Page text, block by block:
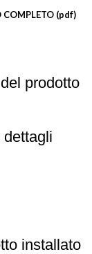
COMPLETO (pdf)
prodotto
installato